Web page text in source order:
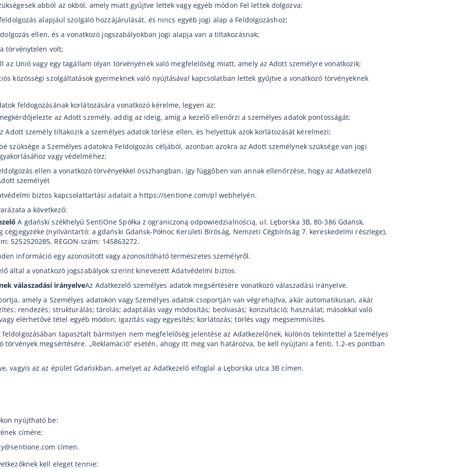
abból az okból, amely miatt gyűjtve lettek vagy egyéb módon Fel lettek dolgozva;
alapjául szolgáló hozzájárulását, és nincs egyéb jogi alap a Feldolgozáshoz;
ellen, és a vonatkozó jogszabályokban jogi alapja van a tiltakozásnak;
törvénytelen volt;
az Unió vagy egy tagállam olyan törvényének való megfelelőség miatt, amely az Adott személyre vonatkozik;
közösségi szolgáltatások gyermeknek való nyújtásával kapcsolatban lettek gyűjtve a vonatkozó törvényeknek
feldogozásának korlátozására vonatkozó kérelme, legyen az:
az Adott személy, addig az ideig, amíg a kezelő ellenőrzi a személyes adatok pontosságát;
Adott személy tiltakozik a személyes adatok törlése ellen, és helyettük azok korlátozását kérelmezi;
szüksége a Személyes adatokra Feldolgozás céljából, azonban azokra az Adott személynek szüksége van jogi
vagy védelméhez;
ellen a vonatkozó törvényekkel összhangban, így függőben van annak ellenőrzése, hogy az Adatkezelő
személyét
biztos kapcsolattartási adatait a https://sentione.com/pl webhelyén.
a következő:
A gdański székhelyű SentiOne Spółka z ograniczoną odpowiedzialnością, ul. Lęborska 3B, 80-386 Gdańsk,
cégjegyzéke (nyilvántartó: a gdański Gdańsk-Północ Kerületi Bíróság, Nemzeti Cégbíróság 7. kereskedelmi részlege),
5252520285, REGON-szám: 145863272.
információ egy azonosított vagy azonosítóható természetes személyről.
által a vonatkozó jogszabályok szerint kinevezett Adatvédelmi biztos.
válaszadási irányelveAz Adatkezelő személyes adatok megsértésére vonatkozó válaszadási irányelve.
amely a Személyes adatokon vagy Személyes adatok csoportján van végrehajtva, akár automatikusan, akár
rendezés; strukturálás; tárolás; adaptálás vagy módosítás; beolvasás; konzultáció; használat; másokkal való
elérhetővé tétel egyéb módon; igazítás vagy egyesítés; korlátozás; törlés vagy megsemmisítés.
feldolgozásában tapasztalt bármilyen nem megfelelőség jelentése az Adatkezelőnek, különös tekintettel a Személyes
törvények megsértésére. „Reklamáció” esetén, ahogy itt meg van határozva, be kell nyújtani a fenti, 1.2-es pontban
vagyis az az épület Gdańskban, amelyet az Adatkezelő elfoglal a Lęborska utca 3B címen.
nyújtható be:
címére;
címen.
kell eleget tennie: